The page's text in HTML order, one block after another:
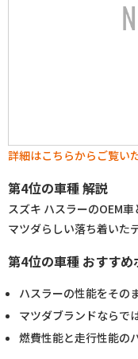
詳細はこちらからご覧い
第4位の車種 解説
スズキ ハスラーのOEM
マツダらしい落ち着いた
第4位の車種 おすすめ
ハスラーの性能をその
マツダブランドならで
燃費性能と走行性能の